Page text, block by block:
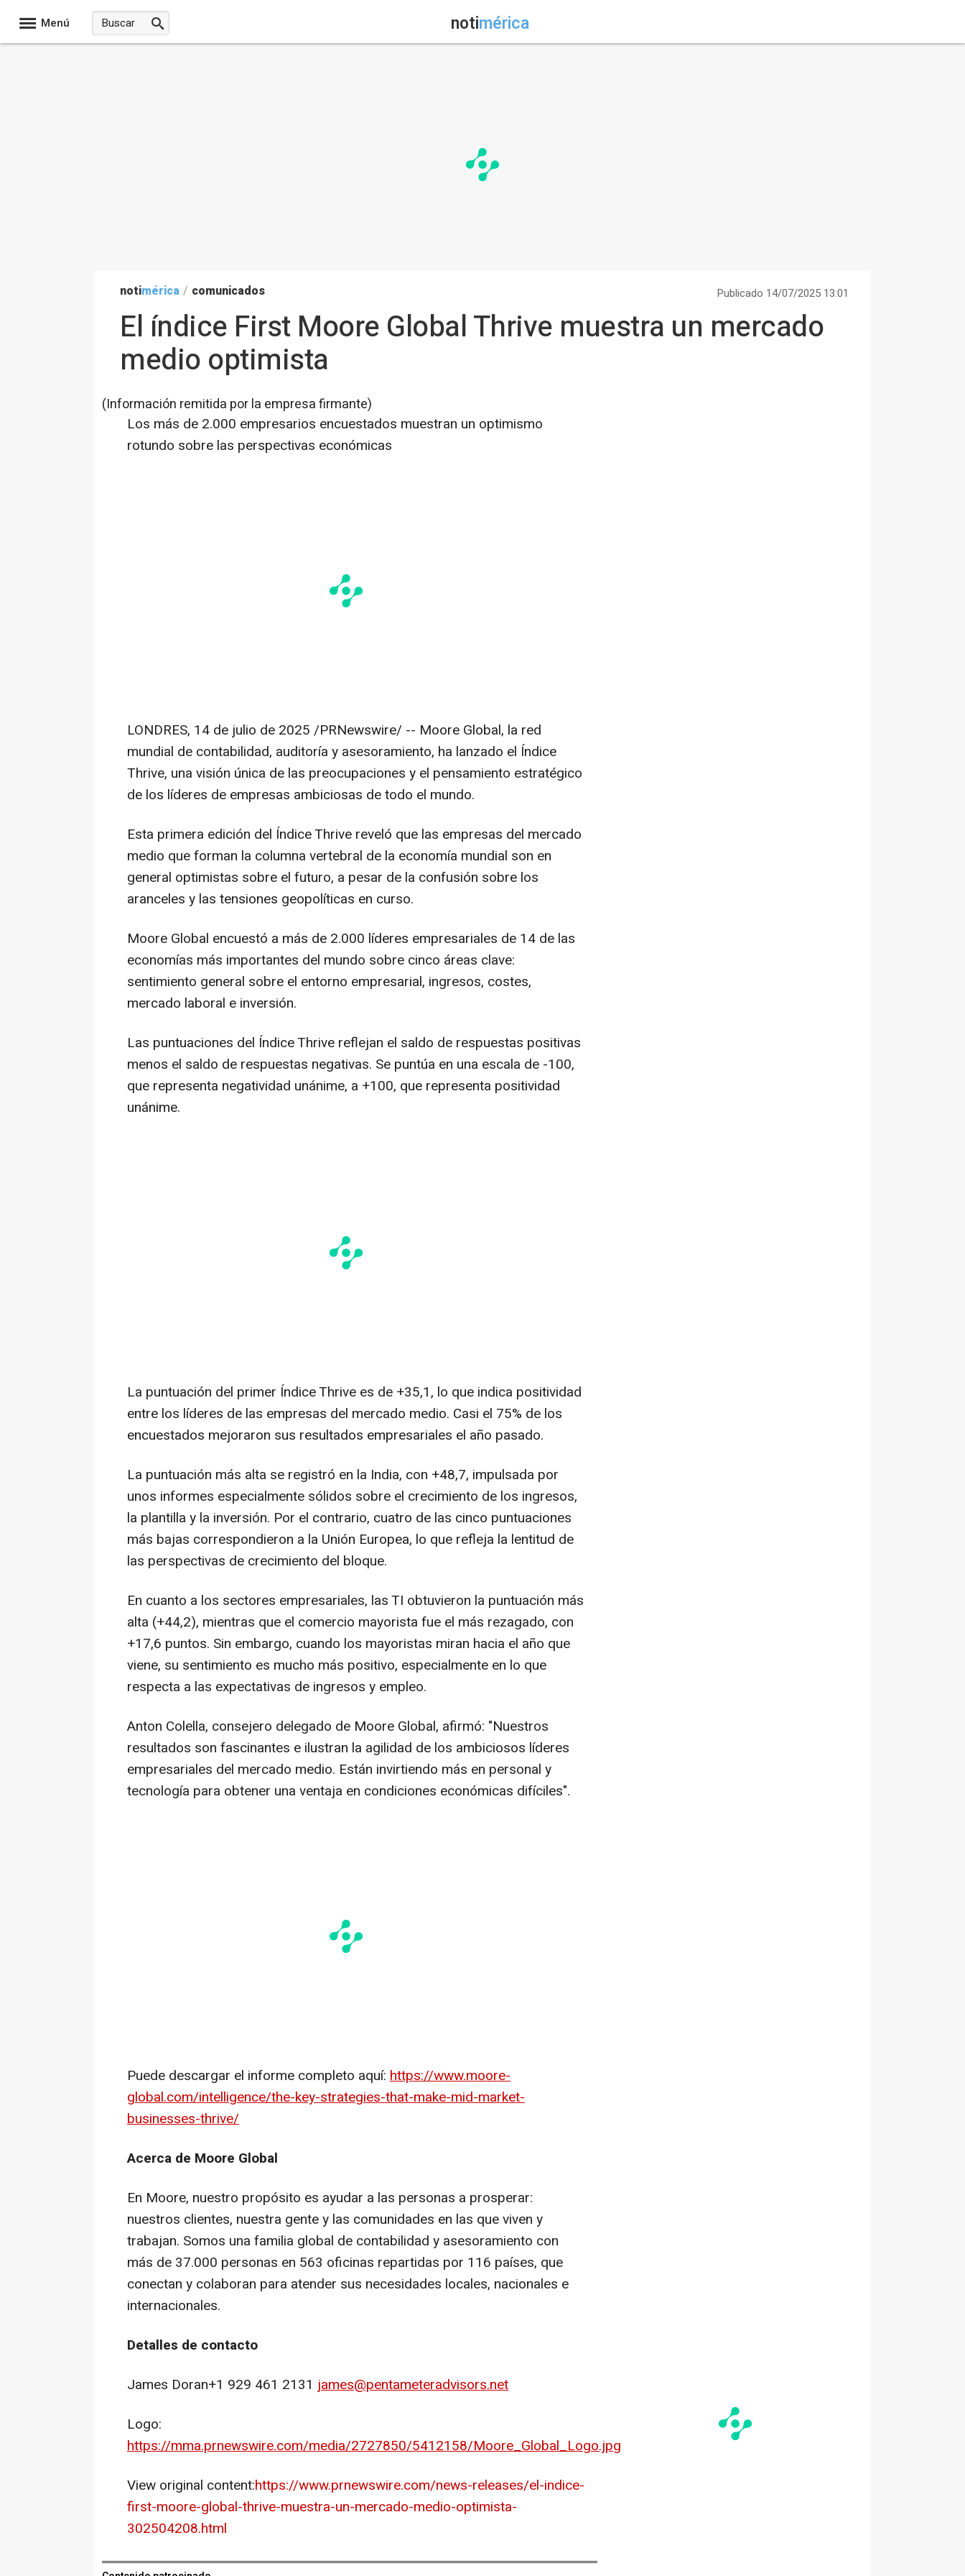
Menú notimérica
notimérica / comunicados Publicado 14/07/2025 13:01
El índice First Moore Global Thrive muestra un mercado
medio optimista
(Información remitida por la empresa firmante)
Los más de 2.000 empresarios encuestados muestran un optimismo
rotundo sobre las perspectivas económicas
LONDRES, 14 de julio de 2025 /PRNewswire/ -- Moore Global, la red
mundial de contabilidad, auditoría y asesoramiento, ha lanzado el Índice
Thrive, una visión única de las preocupaciones y el pensamiento estratégico
de los líderes de empresas ambiciosas de todo el mundo.
Esta primera edición del Índice Thrive reveló que las empresas del mercado
medio que forman la columna vertebral de la economía mundial son en
general optimistas sobre el futuro, a pesar de la confusión sobre los
aranceles y las tensiones geopolíticas en curso.
Moore Global encuestó a más de 2.000 líderes empresariales de 14 de las
economías más importantes del mundo sobre cinco áreas clave:
sentimiento general sobre el entorno empresarial, ingresos, costes,
mercado laboral e inversión.
Las puntuaciones del Índice Thrive reflejan el saldo de respuestas positivas
menos el saldo de respuestas negativas. Se puntúa en una escala de -100,
que representa negatividad unánime, a +100, que representa positividad
unánime.
La puntuación del primer Índice Thrive es de +35,1, lo que indica positividad
entre los líderes de las empresas del mercado medio. Casi el 75% de los
encuestados mejoraron sus resultados empresariales el año pasado.
La puntuación más alta se registró en la India, con +48,7, impulsada por
unos informes especialmente sólidos sobre el crecimiento de los ingresos,
la plantilla y la inversión. Por el contrario, cuatro de las cinco puntuaciones
más bajas correspondieron a la Unión Europea, lo que refleja la lentitud de
las perspectivas de crecimiento del bloque.
En cuanto a los sectores empresariales, las TI obtuvieron la puntuación más
alta (+44,2), mientras que el comercio mayorista fue el más rezagado, con
+17,6 puntos. Sin embargo, cuando los mayoristas miran hacia el año que
viene, su sentimiento es mucho más positivo, especialmente en lo que
respecta a las expectativas de ingresos y empleo.
Anton Colella, consejero delegado de Moore Global, afirmó: "Nuestros
resultados son fascinantes e ilustran la agilidad de los ambiciosos líderes
empresariales del mercado medio. Están invirtiendo más en personal y
tecnología para obtener una ventaja en condiciones económicas difíciles".
Puede descargar el informe completo aquí: https://www.moore-
global.com/intelligence/the-key-strategies-that-make-mid-market-
businesses-thrive/
Acerca de Moore Global
En Moore, nuestro propósito es ayudar a las personas a prosperar:
nuestros clientes, nuestra gente y las comunidades en las que viven y
trabajan. Somos una familia global de contabilidad y asesoramiento con
más de 37.000 personas en 563 oficinas repartidas por 116 países, que
conectan y colaboran para atender sus necesidades locales, nacionales e
internacionales.
Detalles de contacto
James Doran+1 929 461 2131 james@pentameteradvisors.net
Logo:
https://mma.prnewswire.com/media/2727850/5412158/Moore_Global_Logo.jpg
View original content:https://www.prnewswire.com/news-releases/el-indice-
first-moore-global-thrive-muestra-un-mercado-medio-optimista-
302504208.html